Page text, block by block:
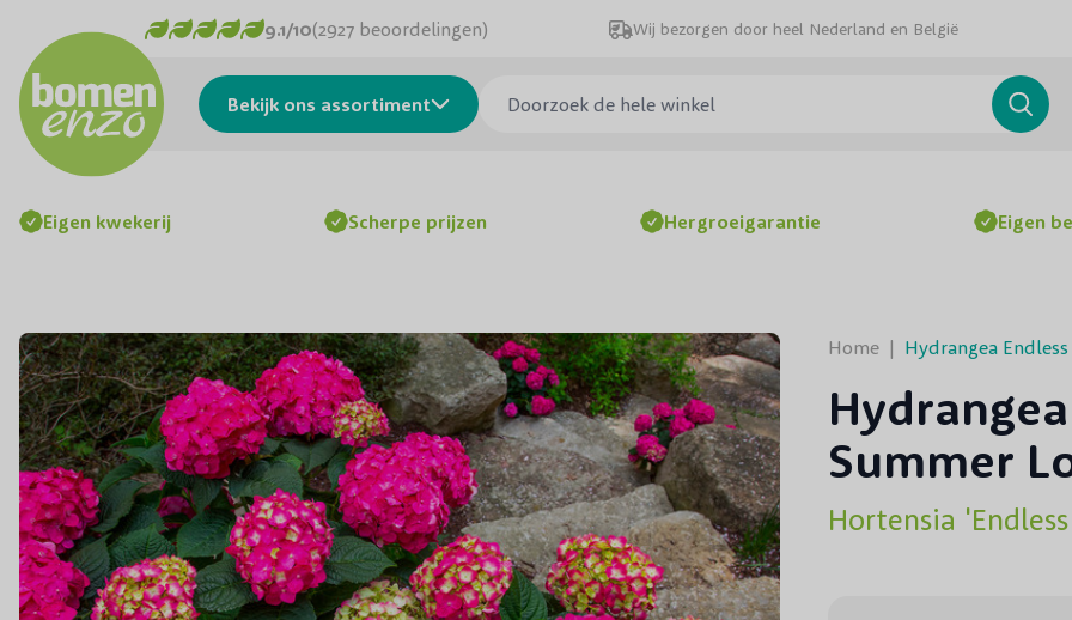
9.1/10(2927 beoordelingen) Wij bezorgen door heel Nederland en België
Bekijk ons assortiment
Search
Eigen kwekerij Scherpe prijzen Hergroeigarantie Eigen
Home | Hydrangea
Summer
Hortensia